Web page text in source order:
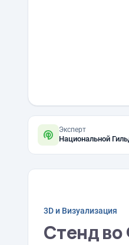
Эксперт
Национальной
3D и Визуализация
Стенд